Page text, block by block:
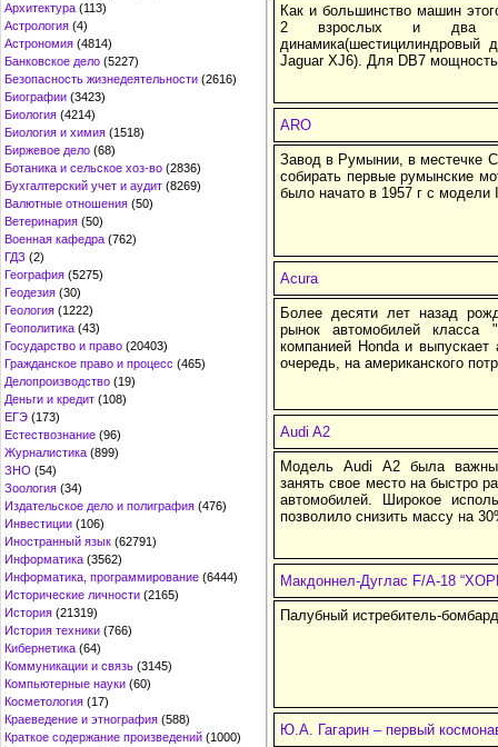
Архитектура (113)
Астрология (4)
Астрономия (4814)
Банковское дело (5227)
Безопасность жизнедеятельности (2616)
Биографии (3423)
Биология (4214)
Биология и химия (1518)
Биржевое дело (68)
Ботаника и сельское хоз-во (2836)
Бухгалтерский учет и аудит (8269)
Валютные отношения (50)
Ветеринария (50)
Военная кафедра (762)
ГДЗ (2)
География (5275)
Геодезия (30)
Геология (1222)
Геополитика (43)
Государство и право (20403)
Гражданское право и процесс (465)
Делопроизводство (19)
Деньги и кредит (108)
ЕГЭ (173)
Естествознание (96)
Журналистика (899)
ЗНО (54)
Зоология (34)
Издательское дело и полиграфия (476)
Инвестиции (106)
Иностранный язык (62791)
Информатика (3562)
Информатика, программирование (6444)
Исторические личности (2165)
История (21319)
История техники (766)
Кибернетика (64)
Коммуникации и связь (3145)
Компьютерные науки (60)
Косметология (17)
Краеведение и этнография (588)
Краткое содержание произведений (1000)
Как и большинство машин
2 взрослых и два
динамика(шестицилиндровый
Jaguar XJ6). Для DB7
ARO
Завод в Румынии, в местечке
собирать первые румынские
было начато в 1957 г с модели
Acura
Более десяти лет назад
рынок автомобилей класса
компанией Honda и
очередь, на американского
Audi A2
Модель Audi A2 была
занять свое место на быстро
автомобилей. Широкое
позволило снизить массу на
Макдоннел-Дуглас F/A-18
Палубный истребитель-
Ю.А. Гагарин – первый